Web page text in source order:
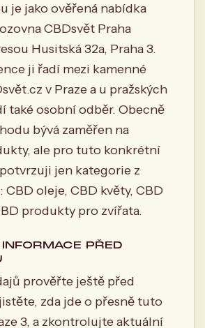
je jako ověřená nabídka
CBDsvět Praha
Husitská 32a, Praha 3.
ji řadí mezi kamenné
v Praze a u pražských
také osobní odběr. Obecně
bývá zaměřen na
ale pro tuto konkrétní
jen kategorie z
oleje, CBD květy, CBD
produkty pro zvířata.
PŘED
prověřte ještě před
zda jde o přesně tuto
3, a zkontrolujte aktuální